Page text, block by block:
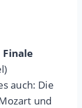
auch: Die
und